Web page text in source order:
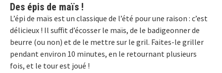
Des épis de maïs !
L’épi de maïs est un classique de l’été pour une raison : c’est
délicieux ! Il suffit d’écosser le maïs, de le badigeonner de
beurre (ou non) et de le mettre sur le gril. Faites-le griller
pendant environ 10 minutes, en le retournant plusieurs
fois, et le tour est joué !